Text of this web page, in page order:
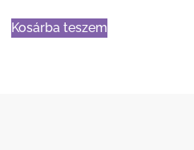
Kosárba teszem